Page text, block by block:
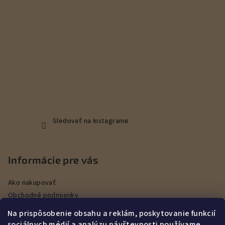
Na prispôsobenie obsahu a reklám, poskytovanie funkcií
Sledovať na Instagrame
Informácie pre vás
Ako nakupovať
Obchodné podmienky
Podmienky ochrany osobných údajov
Veľkoobchod